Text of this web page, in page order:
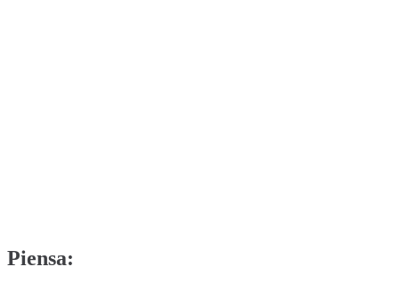
Piensa: